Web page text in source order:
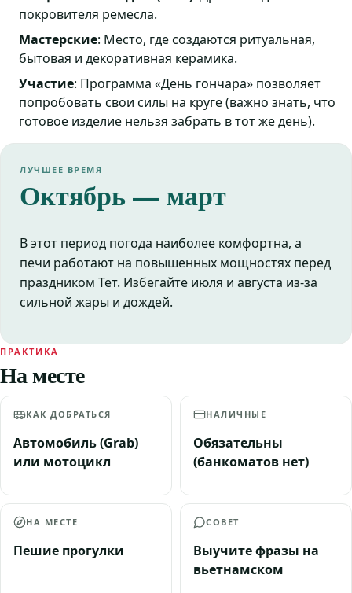
покровителя ремесла.
Мастерские: Место, где создаются ритуальная,
бытовая и декоративная керамика.
Участие: Программа «День гончара» позволяет
попробовать свои силы на круге (важно знать, что
готовое изделие нельзя забрать в тот же день).
ЛУЧШЕЕ ВРЕМЯ
Октябрь — март
В этот период погода наиболее комфортна, а
печи работают на повышенных мощностях перед
праздником Тет. Избегайте июля и августа из-за
сильной жары и дождей.
ПРАКТИКА
На месте
КАК ДОБРАТЬСЯ
Автомобиль (Grab)
или мотоцикл
НАЛИЧНЫЕ
Обязательны
(банкоматов нет)
НА МЕСТЕ
Пешие прогулки
СОВЕТ
Выучите фразы на
вьетнамском